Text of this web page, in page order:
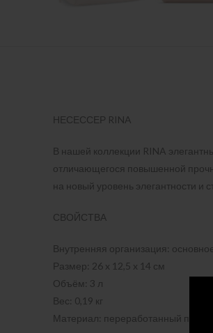
НЕСЕССЕР RINA
В нашей коллекции RINA
отличающегося повышенной
на новый уровень элегантности и
СВОЙСТВА
Внутренняя организация:
Размер: 26 x 12,5 x 14 см
Объём: 3 л
Вес: 0,19 кг
Материал: переработанный